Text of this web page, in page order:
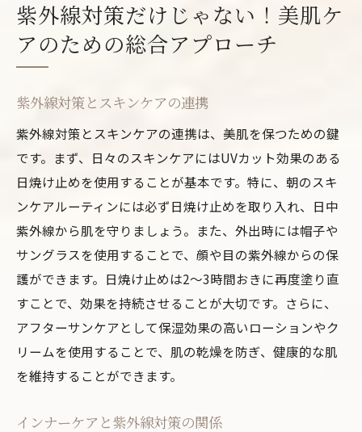
紫外線対策だけじゃない！美肌ケ
アのための総合アプローチ
紫外線対策とスキンケアの連携
紫外線対策とスキンケアの連携は、美肌を保つための鍵
です。まず、日々のスキンケアにはUVカット効果のある
日焼け止めを使用することが基本です。特に、朝のスキ
ンケアルーティンには必ず日焼け止めを取り入れ、日中
紫外線から肌を守りましょう。また、外出時には帽子や
サングラスを使用することで、顔や目の紫外線からの保
護ができます。日焼け止めは2〜3時間おきに再度塗り直
すことで、効果を持続させることが大切です。さらに、
アフターサンケアとして保湿効果の高いローションやク
リームを使用することで、肌の乾燥を防ぎ、健康的な肌
を維持することができます。
インナーケアと紫外線対策の関係